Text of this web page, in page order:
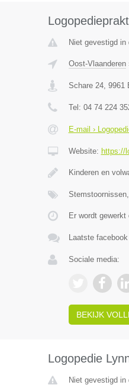
Niet gevestigd
Oost-Vlaanderen
Schare 24, 9961
Tel: 04 74 224
E-mail ›
Website: https://
Kinderen en
Er wordt gewerkt
Laatste
Sociale media:
BEKIJK
Logopedie
Niet gevestigd